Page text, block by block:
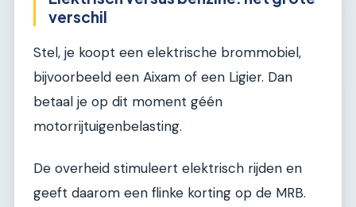
verschil
Stel, je koopt een elektrische brommobiel,
bijvoorbeeld een Aixam of een Ligier. Dan
betaal je op dit moment géén
motorrijtuigenbelasting.
De overheid stimuleert elektrisch rijden en
geeft daarom een flinke korting op de MRB.